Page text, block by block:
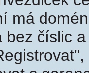
má
bez číslic